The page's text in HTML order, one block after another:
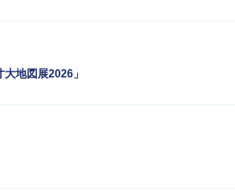
地図展2026」